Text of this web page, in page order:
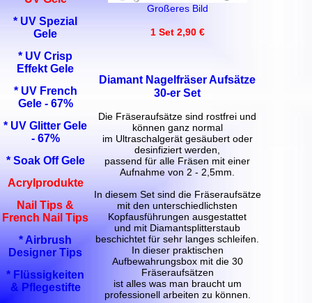
* UV Spezial
Gele
* UV Crisp
Effekt Gele
* UV French
Gele - 67%
* UV Glitter Gele
- 67%
* Soak Off Gele
Acrylprodukte
Nail Tips &
French Nail Tips
* Airbrush
Designer Tips
* Flüssigkeiten
& Pflegestifte
Großeres Bild
1 Set 2,90 €
Diamant Nagelfräser Aufsätze
30-er Set
Die Fräseraufsätze sind rostfrei und
können ganz normal
im Ultraschalgerät gesäubert oder
desinfiziert werden,
passend für alle Fräsen mit einer
Aufnahme von 2 - 2,5mm.
In diesem Set sind die Fräseraufsätze
mit den unterschiedlichsten
Kopfausführungen ausgestattet
und mit Diamantsplitterstaub
beschichtet für sehr langes schleifen.
In dieser praktischen
Aufbewahrungsbox mit die 30
Fräseraufsätzen
ist alles was man braucht um
professionell arbeiten zu können.